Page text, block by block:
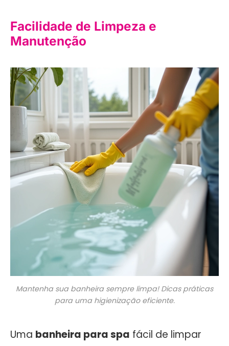
Facilidade de Limpeza e
Manutenção
Mantenha sua banheira sempre limpa! Dicas práticas
para uma higienização eficiente.
Uma banheira para spa fácil de limpar